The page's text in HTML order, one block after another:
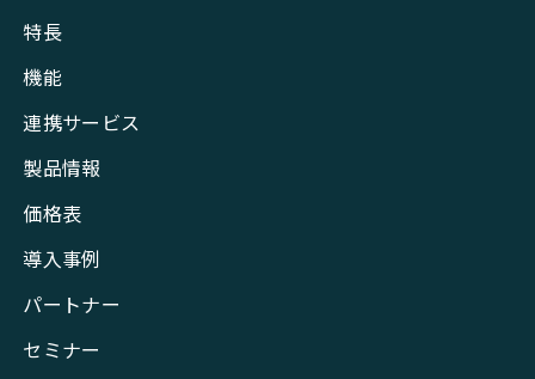
特長
機能
連携サービス
製品情報
価格表
導入事例
パートナー
セミナー